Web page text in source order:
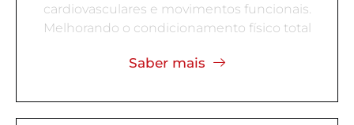
cardiovasculares e movimentos funcionais.
Melhorando o condicionamento físico total
Saber mais